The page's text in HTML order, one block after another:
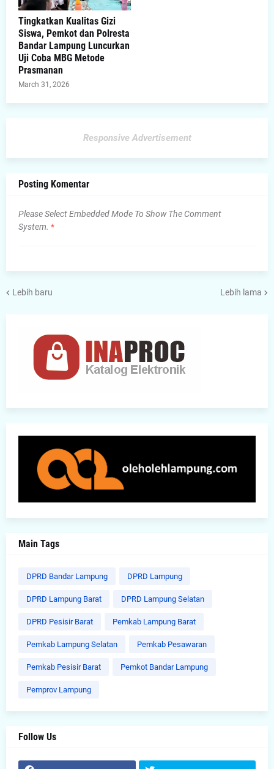
Tingkatkan Kualitas Gizi
Siswa, Pemkot dan Polresta
Bandar Lampung Luncurkan
Uji Coba MBG Metode
Prasmanan
March 31, 2026
Responsive Advertisement
Posting Komentar
Please Select Embedded Mode To Show The Comment
System. *
Lebih baru Lebih lama
Main Tags
DPRD Bandar Lampung DPRD Lampung
DPRD Lampung Barat DPRD Lampung Selatan
DPRD Pesisir Barat Pemkab Lampung Barat
Pemkab Lampung Selatan Pemkab Pesawaran
Pemkab Pesisir Barat Pemkot Bandar Lampung
Pemprov Lampung
Follow Us